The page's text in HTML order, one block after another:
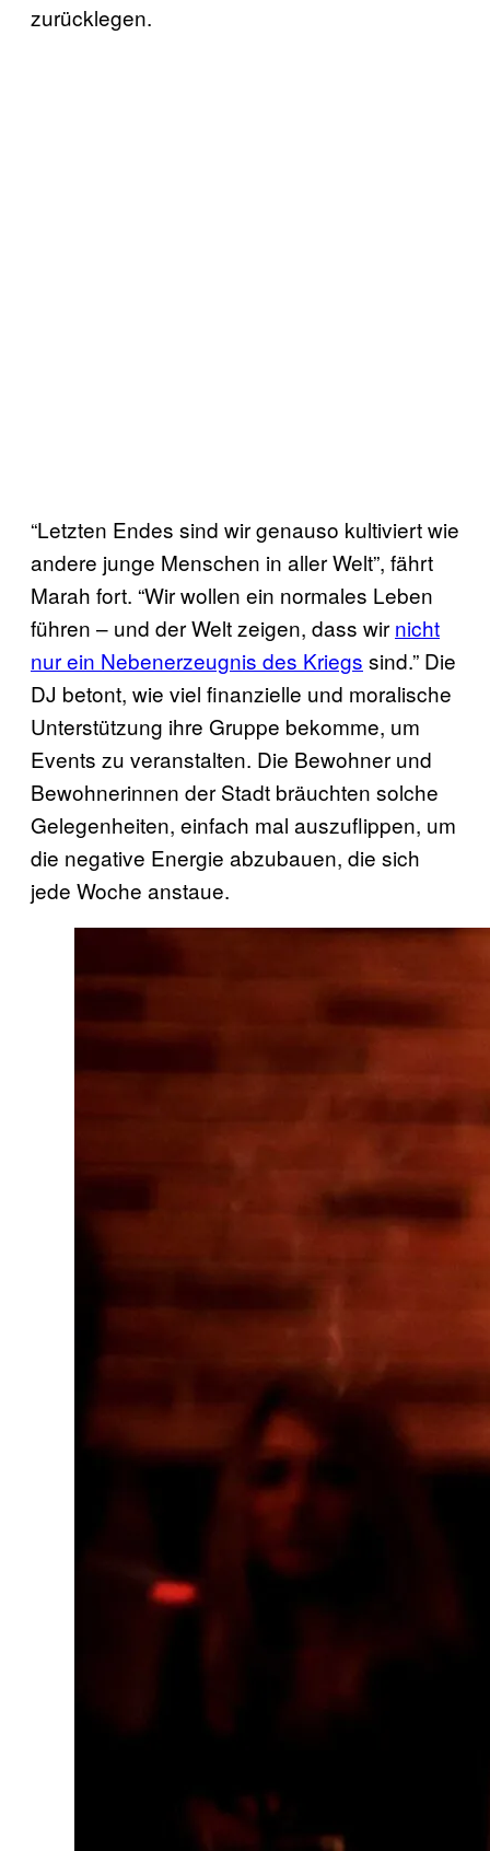
zurücklegen.
“Letzten Endes sind wir genauso kultiviert wie
andere junge Menschen in aller Welt”, fährt
Marah fort. “Wir wollen ein normales Leben
führen – und der Welt zeigen, dass wir nicht
nur ein Nebenerzeugnis des Kriegs sind.” Die
DJ betont, wie viel finanzielle und moralische
Unterstützung ihre Gruppe bekomme, um
Events zu veranstalten. Die Bewohner und
Bewohnerinnen der Stadt bräuchten solche
Gelegenheiten, einfach mal auszuflippen, um
die negative Energie abzubauen, die sich
jede Woche anstaue.